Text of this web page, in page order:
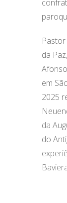
da
em
2025
da
do